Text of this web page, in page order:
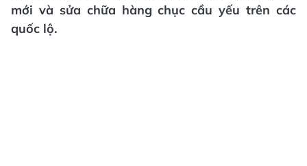
mới và sửa chữa hàng chục cầu yếu trên các
quốc lộ.